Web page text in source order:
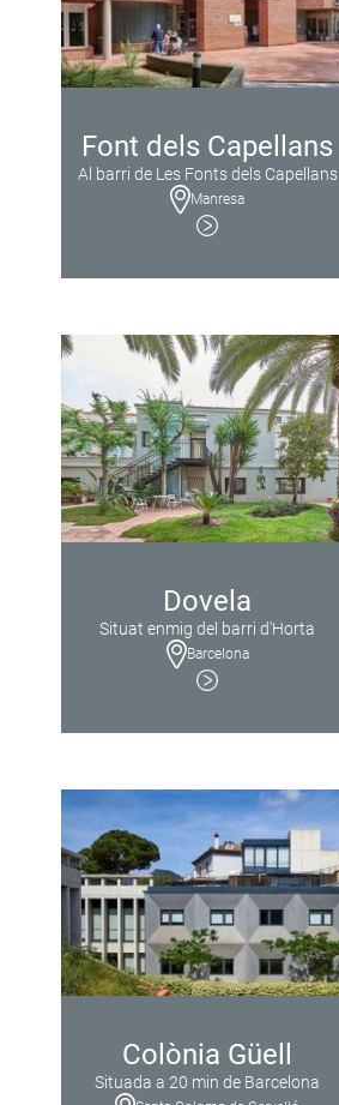
Font dels Capellans
Al barri de Les Fonts dels Capellans
Manresa
Dovela
Situat enmig del barri d'Horta
Barcelona
Colònia Güell
Situada a 20 min de Barcelona